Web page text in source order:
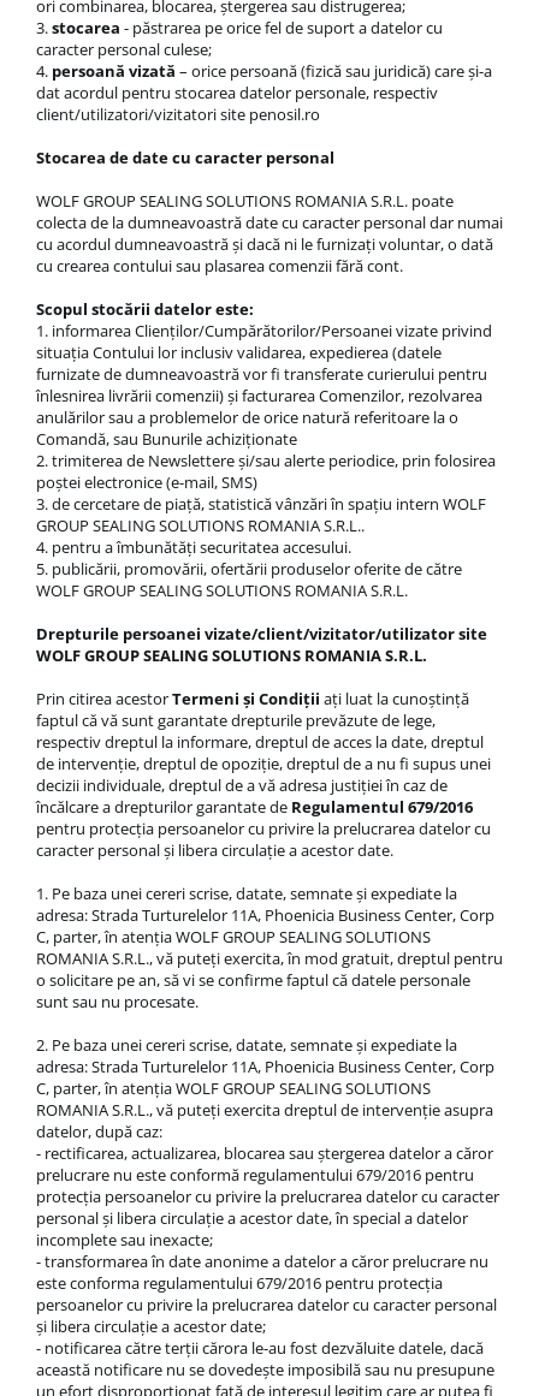
ori combinarea, blocarea, ştergerea sau distrugerea;
3.stocarea - păstrarea pe orice fel de suport a datelor cu
caracter personal culese;
4. persoană vizată – orice persoană (fizică sau juridică) care și-a
dat acordul pentru stocarea datelor personale, respectiv
client/utilizatori/vizitatori site penosil.ro
Stocarea de date cu caracter personal
WOLF GROUP SEALING SOLUTIONS ROMANIA S.R.L. poate
colecta de la dumneavoastră date cu caracter personal dar numai
cu acordul dumneavoastră şi dacă ni le furnizaţi voluntar, o dată
cu crearea contului sau plasarea comenzii fără cont.
Scopul stocării datelor este:
1. informarea Clienților/Cumpărătorilor/Persoanei vizate privind
situația Contului lor inclusiv validarea, expedierea (datele
furnizate de dumneavoastră vor fi transferate curierului pentru
înlesnirea livrării comenzii) și facturarea Comenzilor, rezolvarea
anulărilor sau a problemelor de orice natură referitoare la o
Comandă, sau Bunurile achiziționate
2. trimiterea de Newslettere și/sau alerte periodice, prin folosirea
poștei electronice (e-mail, SMS)
3. de cercetare de piață, statistică vânzări în spațiu intern WOLF
GROUP SEALING SOLUTIONS ROMANIA S.R.L..
4. pentru a îmbunătăţi securitatea accesului.
5. publicării, promovării, ofertării produselor oferite de către
WOLF GROUP SEALING SOLUTIONS ROMANIA S.R.L.
Drepturile persoanei vizate/client/vizitator/utilizator site
WOLF GROUP SEALING SOLUTIONS ROMANIA S.R.L.
Prin citirea acestorTermeni și Condiții ați luat la cunoștință
faptul că vă sunt garantate drepturile prevăzute de lege,
respectiv dreptul la informare, dreptul de acces la date, dreptul
de intervenție, dreptul de opoziție, dreptul de a nu fi supus unei
decizii individuale, dreptul de a vă adresa justiției în caz de
încălcare a drepturilor garantate de Regulamentul 679/2016
pentru protecția persoanelor cu privire la prelucrarea datelor cu
caracter personal și libera circulație a acestor date.
1. Pe baza unei cereri scrise, datate, semnate și expediate la
adresa: Strada Turturelelor 11A, Phoenicia Business Center, Corp
C, parter, în atenția WOLF GROUP SEALING SOLUTIONS
ROMANIA S.R.L., vă puteți exercita, în mod gratuit, dreptul pentru
o solicitare pe an, să vi se confirme faptul că datele personale
sunt sau nu procesate.
2. Pe baza unei cereri scrise, datate, semnate și expediate la
adresa: Strada Turturelelor 11A, Phoenicia Business Center, Corp
C, parter, în atenția WOLF GROUP SEALING SOLUTIONS
ROMANIA S.R.L., vă puteți exercita dreptul de intervenție asupra
datelor, după caz:
- rectificarea, actualizarea, blocarea sau ștergerea datelor a căror
prelucrare nu este conformă regulamentului 679/2016 pentru
protecția persoanelor cu privire la prelucrarea datelor cu caracter
personal și libera circulație a acestor date, în special a datelor
incomplete sau inexacte;
- transformarea în date anonime a datelor a căror prelucrare nu
este conforma regulamentului 679/2016 pentru protecția
persoanelor cu privire la prelucrarea datelor cu caracter personal
și libera circulație a acestor date;
- notificarea către terții cărora le-au fost dezvăluite datele, dacă
această notificare nu se dovedește imposibilă sau nu presupune
un efort disproporționat față de interesul legitim care ar putea fi